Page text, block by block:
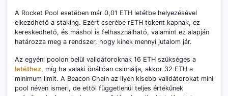
A Rocket Pool esetében már 0,01 ETH letétbe helyezésével
elkezdhető a staking. Ezért cserébe rETH tokent kapnak, ez
kereskedhető, és máshol is felhasználható, valamint ez alapján
határozza meg a rendszer, hogy kinek mennyi jutalom jár.
Az egyéni poolon belül validátoroknak 16 ETH szükséges a
letéthez, míg ha valaki önállóan csinnálja, akkor 32 ETH a
minimum limit. A Beacon Chain az ilyen kisebb validátorokat mini
pool néven ismeri, de ettől függetlenül teljes értékűnek